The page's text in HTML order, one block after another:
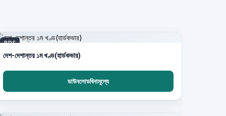
PDF
দেশ-দেশান্তর ১ম খণ্ড(হার্ডকভার)
ডাউনলোডবিনামূল্যে